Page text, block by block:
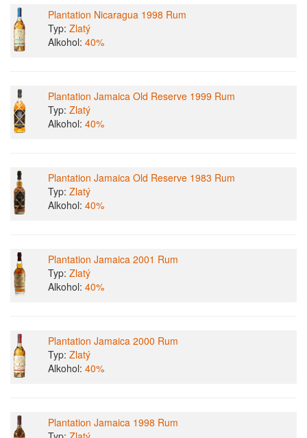
Plantation Nicaragua 1998 Rum
Typ: Zlatý
Alkohol: 40%
Plantation Jamaica Old Reserve 1999 Rum
Typ: Zlatý
Alkohol: 40%
Plantation Jamaica Old Reserve 1983 Rum
Typ: Zlatý
Alkohol: 40%
Plantation Jamaica 2001 Rum
Typ: Zlatý
Alkohol: 40%
Plantation Jamaica 2000 Rum
Typ: Zlatý
Alkohol: 40%
Plantation Jamaica 1998 Rum